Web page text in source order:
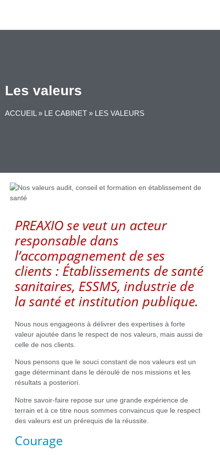
Les valeurs
ACCUEIL » LE CABINET » LES VALEURS
PREAXIO se veut un acteur
responsable dans
l’accompagnement de ses
clients : Établissements de santé
sanitaires, ESSMS, industrie de
la santé et institution publique.
Nous nous engageons à délivrer des expertises à forte
valeur ajoutée dans le respect de nos valeurs, mais aussi de
celle de nos clients.
Nous pensons que le souci constant de nos valeurs est un
gage déterminant dans le déroulé de nos missions et les
résultats a posteriori.
Notre savoir-faire repose sur une grande expérience de
terrain et à ce titre nous sommes convaincus que le respect
des valeurs est un prérequis de la réussite.
Courage